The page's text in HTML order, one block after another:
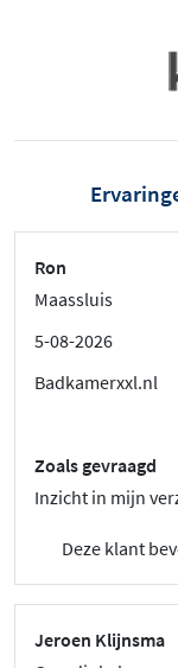
Ron
Maassluis
5-08-2026
Badkamerxxl.nl
Zoals gevraagd
Inzicht in mijn
Deze klant
Jeroen Klijnsma